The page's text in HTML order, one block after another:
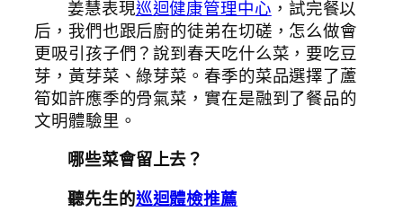
姜慧表現巡迴健康管理中心 ，試完餐以
后，我們也跟后廚的徒弟在切磋，怎么做會
更吸引孩子們？說到春天吃什么菜，要吃豆
芽，黃芽菜、綠芽菜。春季的菜品選擇了蘆
筍如許應季的骨氣菜，實在是融到了餐品的
文明體驗里。
哪些菜會留上去？
聽先生的巡迴體檢推薦